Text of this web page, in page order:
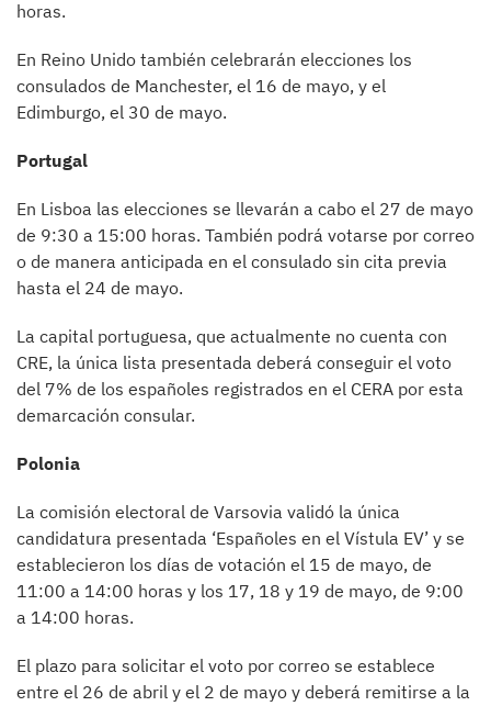
horas.
En Reino Unido también celebrarán elecciones los
consulados de Manchester, el 16 de mayo, y el
Edimburgo, el 30 de mayo.
Portugal
En Lisboa las elecciones se llevarán a cabo el 27 de mayo
de 9:30 a 15:00 horas. También podrá votarse por correo
o de manera anticipada en el consulado sin cita previa
hasta el 24 de mayo.
La capital portuguesa, que actualmente no cuenta con
CRE, la única lista presentada deberá conseguir el voto
del 7% de los españoles registrados en el CERA por esta
demarcación consular.
Polonia
La comisión electoral de Varsovia validó la única
candidatura presentada ‘Españoles en el Vístula EV’ y se
establecieron los días de votación el 15 de mayo, de
11:00 a 14:00 horas y los 17, 18 y 19 de mayo, de 9:00
a 14:00 horas.
El plazo para solicitar el voto por correo se establece
entre el 26 de abril y el 2 de mayo y deberá remitirse a la